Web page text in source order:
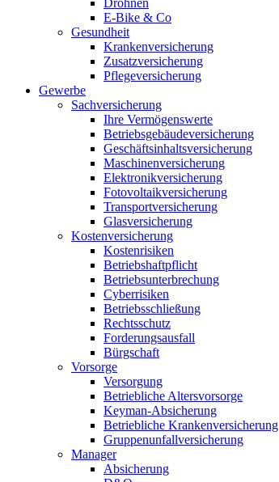
Drohnen
E-Bike & Co
Gesundheit
Krankenversicherung
Zusatzversicherung
Pflegeversicherung
Gewerbe
Sachversicherung
Ihre Vermögenswerte
Betriebsgebäudeversicherung
Geschäftsinhaltsversicherung
Maschinenversicherung
Elektronikversicherung
Fotovoltaikversicherung
Transportversicherung
Glasversicherung
Kostenversicherung
Kostenrisiken
Betriebshaftpflicht
Betriebsunterbrechung
Cyberrisiken
Betriebsschließung
Rechtsschutz
Forderungsausfall
Bürgschaft
Vorsorge
Versorgung
Betriebliche Altersvorsorge
Keyman-Absicherung
Betriebliche Krankenversicherung
Gruppenunfallversicherung
Manager
Absicherung